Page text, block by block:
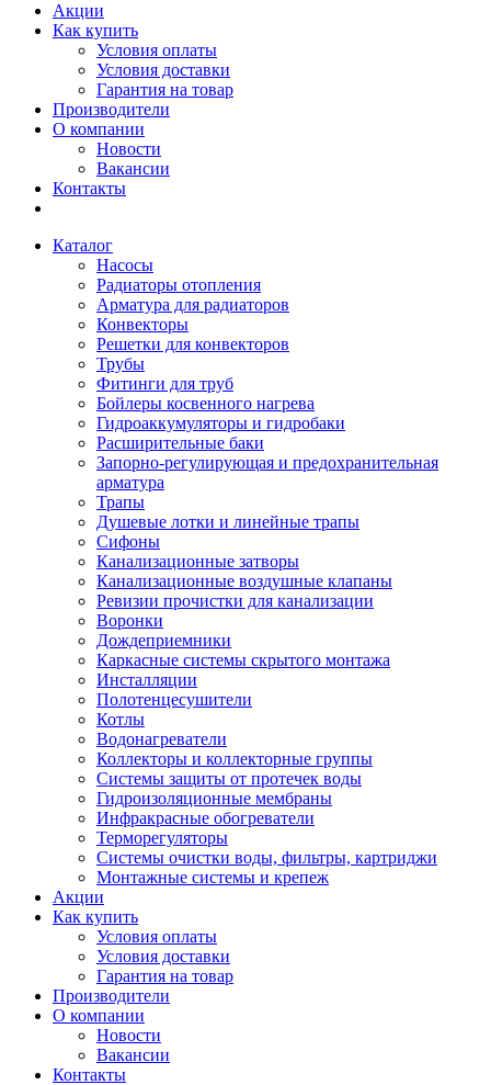
Акции
Как купить
Условия оплаты
Условия доставки
Гарантия на товар
Производители
О компании
Новости
Вакансии
Контакты
Каталог
Насосы
Радиаторы отопления
Арматура для радиаторов
Конвекторы
Решетки для конвекторов
Трубы
Фитинги для труб
Бойлеры косвенного нагрева
Гидроаккумуляторы и гидробаки
Расширительные баки
Запорно-регулирующая и предохранительная
арматура
Трапы
Душевые лотки и линейные трапы
Сифоны
Канализационные затворы
Канализационные воздушные клапаны
Ревизии прочистки для канализации
Воронки
Дождеприемники
Каркасные системы скрытого монтажа
Инсталляции
Полотенцесушители
Котлы
Водонагреватели
Коллекторы и коллекторные группы
Системы защиты от протечек воды
Гидроизоляционные мембраны
Инфракрасные обогреватели
Терморегуляторы
Системы очистки воды, фильтры, картриджи
Монтажные системы и крепеж
Акции
Как купить
Условия оплаты
Условия доставки
Гарантия на товар
Производители
О компании
Новости
Вакансии
Контакты